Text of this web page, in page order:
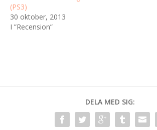
(PS3)
30 oktober, 2013
I ”Recension”
DELA MED SIG: